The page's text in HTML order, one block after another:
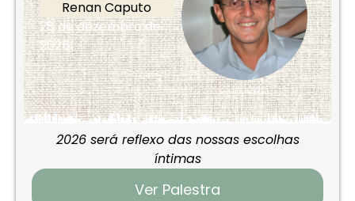
Renan Caputo
28 de dezembro de
2025
2026 será reflexo das nossas escolhas
íntimas
Ver Palestra